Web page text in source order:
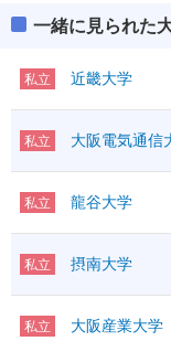
一緒に見られた
私立 近畿大学
私立 大阪電気通信
私立 龍谷大学
私立 摂南大学
私立 大阪産業大学